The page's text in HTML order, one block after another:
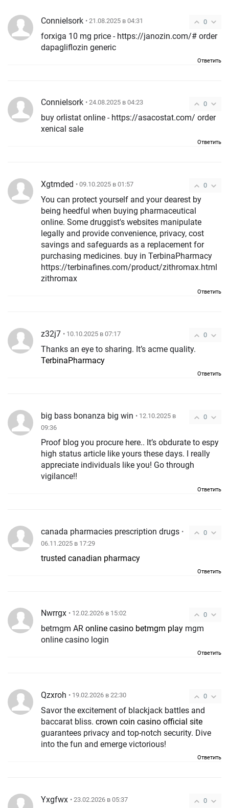
0
ConnieIsork • 21.08.2025 в 04:31
forxiga 10 mg price - https://janozin.com/# order
dapagliflozin generic
Ответить
0
ConnieIsork • 24.08.2025 в 04:23
buy orlistat online - https://asacostat.com/ order
xenical sale
Ответить
0
Xgtmded • 09.10.2025 в 01:57
You can protect yourself and your dearest by
being heedful when buying pharmaceutical
online. Some druggist's websites manipulate
legally and provide convenience, privacy, cost
savings and safeguards as a replacement for
purchasing medicines. buy in TerbinaPharmacy
https://terbinafines.com/product/zithromax.html
zithromax
Ответить
0
z32j7 • 10.10.2025 в 07:17
Thanks an eye to sharing. It’s acme quality.
TerbinaPharmacy
Ответить
0
big bass bonanza big win • 12.10.2025 в
09:36
Proof blog you procure here.. It’s obdurate to espy
high status article like yours these days. I really
appreciate individuals like you! Go through
vigilance!!
Ответить
0
canada pharmacies prescription drugs •
06.11.2025 в 17:29
trusted canadian pharmacy
Ответить
0
Nwrrgx • 12.02.2026 в 15:02
betmgm AR online casino betmgm play mgm
online casino login
Ответить
0
Qzxroh • 19.02.2026 в 22:30
Savor the excitement of blackjack battles and
baccarat bliss. crown coin casino official site
guarantees privacy and top-notch security. Dive
into the fun and emerge victorious!
Ответить
0
Yxgfwx • 23.02.2026 в 05:37